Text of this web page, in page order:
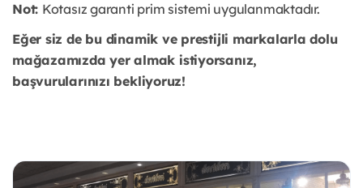
Not: Kotasız garanti prim sistemi uygulanmaktadır.
Eğer siz de bu dinamik ve prestijli markalarla dolu
mağazamızda yer almak istiyorsanız,
başvurularınızı bekliyoruz!